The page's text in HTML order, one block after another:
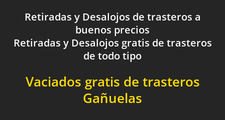
Retiradas y Desalojos de trasteros a
buenos precios
Retiradas y Desalojos gratis de trasteros
de todo tipo
Vaciados gratis de trasteros
Gañuelas